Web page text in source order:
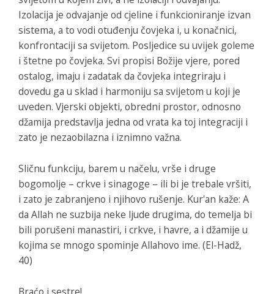
Izolacija je odvajanje od cjeline i funkcioniranje izvan
sistema, a to vodi otuđenju čovjeka i, u konačnici,
konfrontaciji sa svijetom. Posljedice su uvijek goleme
i štetne po čovjeka. Svi propisi Božije vjere, pored
ostalog, imaju i zadatak da čovjeka integriraju i
dovedu ga u sklad i harmoniju sa svijetom u koji je
uveden. Vjerski objekti, obredni prostor, odnosno
džamija predstavlja jedna od vrata ka toj integraciji i
zato je nezaobilazna i iznimno važna.
Sličnu funkciju, barem u načelu, vrše i druge
bogomolje – crkve i sinagoge – ili bi je trebale vršiti,
i zato je zabranjeno i njihovo rušenje. Kur'an kaže: A
da Allah ne suzbija neke ljude drugima, do temelja bi
bili porušeni manastiri, i crkve, i havre, a i džamije u
kojima se mnogo spominje Allahovo ime. (El-Hadž,
40)
Braćo i sestre!